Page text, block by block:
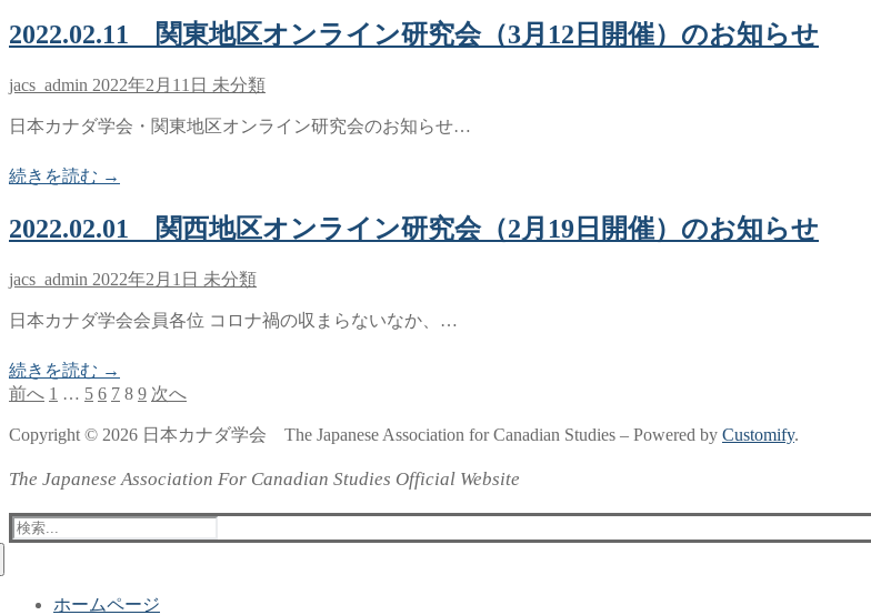
2022.02.11 関東地区オンライン研究会（3月12日開催）のお知らせ
jacs_admin 2022年2月11日 未分類
日本カナダ学会・関東地区オンライン研究会のお知らせ…
続きを読む →
2022.02.01 関西地区オンライン研究会（2月19日開催）のお知らせ
jacs_admin 2022年2月1日 未分類
日本カナダ学会会員各位 コロナ禍の収まらないなか、…
続きを読む →
投
稿
の
ペ
ー
前へ 1 … 5 6 7 8 9 次へ
Copyright © 2026 日本カナダ学会 The Japanese Association for Canadian Studies – Powered by Customify.
The Japanese Association For Canadian Studies Official Website
検
索:
ホームページ